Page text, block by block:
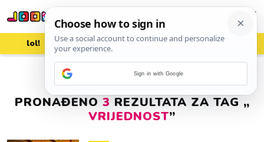
lol! aww vrh! woot?!
PRONAĐENO 3 REZULTATA ZA TAG „
VRIJEDNOST”
Sign in with Google